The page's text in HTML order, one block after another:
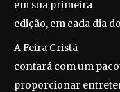
em sua primeira
edição, em cada dia
A Feira Cristã
contará com um
proporcionar